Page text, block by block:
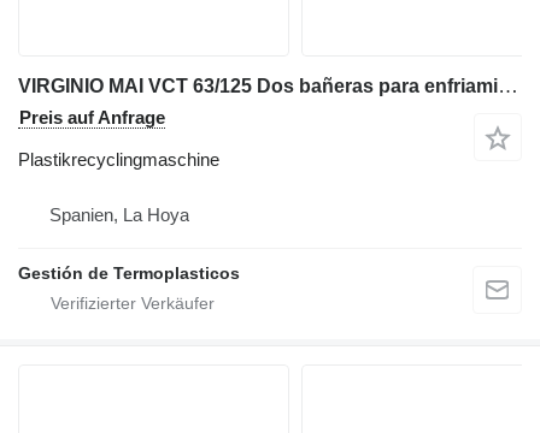
VIRGINIO MAI VCT 63/125 Dos bañeras para enfriamiento y vacío
Preis auf Anfrage
Plastikrecyclingmaschine
Spanien, La Hoya
Gestión de Termoplasticos